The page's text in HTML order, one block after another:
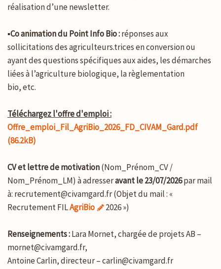
réalisation d’une newsletter.
▪️Co animation du Point Info Bio :réponses aux
sollicitations des agriculteurs.trices en conversion ou
ayant des questions spécifiques aux aides, les démarches
liées à l’agriculture biologique, la règlementation
bio, etc.
Téléchargez l'offre d'emploi :
Offre_emploi_Fil_AgriBio_2026_FD_CIVAM_Gard.pdf
(86.2kB)
CV et lettre de motivation(Nom_Prénom_CV /
Nom_Prénom_LM) à adresseravant le 23/07/2026par mail
à: recrutement@civamgard.fr (Objet du mail : «
Recrutement FILAgriBio 2026 »)
Renseignements :Lara Mornet, chargée de projets AB –
mornet@civamgard.fr,
Antoine Carlin, directeur – carlin@civamgard.fr